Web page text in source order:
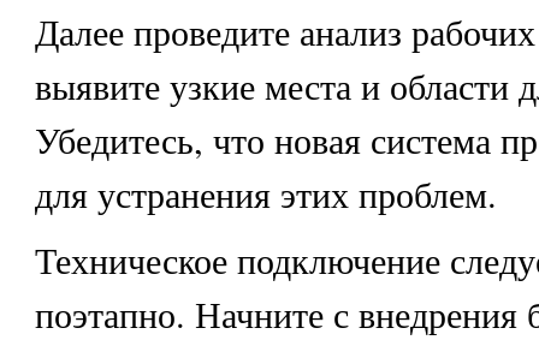
Далее проведите анализ
выявите узкие места и области
Убедитесь, что новая система
для устранения этих проблем.
Техническое подключение
поэтапно. Начните с